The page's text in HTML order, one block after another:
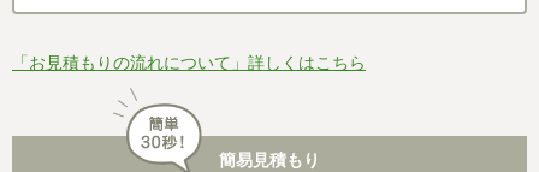
「お見積もりの流れについて」詳しくはこちら
簡易見積もり